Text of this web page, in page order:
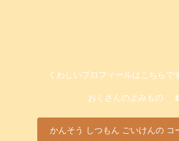
くわしいプロフィールはこちらで
おくさんのよみもの 🌷
かんそう しつもん ごいけんの